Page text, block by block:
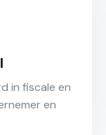
in fiscale en
en